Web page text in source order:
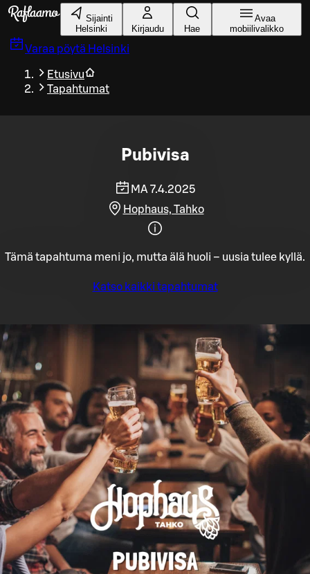
Siirry pääsisältöön
Sijainti
Helsinki
Kirjaudu Hae
Avaa
mobiilivalikko
Varaa pöytä Helsinki
Etusivu
Tapahtumat
Pubivisa
MA 7.4.2025
Hophaus, Tahko
Tämä tapahtuma meni jo, mutta älä huoli – uusia tulee kyllä.
Katso kaikki tapahtumat